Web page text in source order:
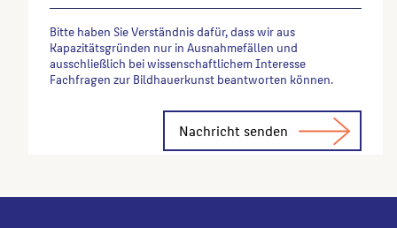
Bitte haben Sie Verständnis dafür, dass wir aus
Kapazitätsgründen nur in Ausnahmefällen und
ausschließlich bei wissenschaftlichem Interesse
Fachfragen zur Bildhauerkunst beantworten können.